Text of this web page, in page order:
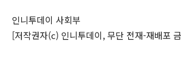
인니투데이 사회부
[저작권자(c) 인니투데이, 무단 전재-재배포